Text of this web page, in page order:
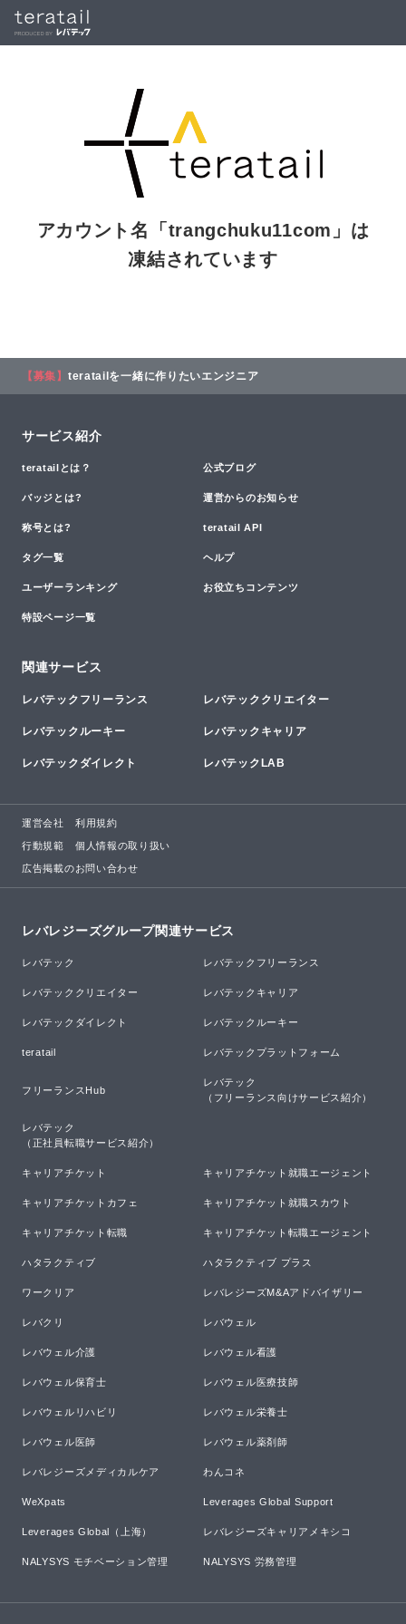
アカウント名「 trangchuku11com 」は
凍結されています
【募集】 teratailを一緒に作りたいエンジニア
サービス紹介
teratailとは？ 公式ブログ
バッジとは? 運営からのお知らせ
称号とは? teratail API
タグ一覧 ヘルプ
ユーザーランキング お役立ちコンテンツ
特設ページ一覧
関連サービス
レバテックフリーランス レバテッククリエイター
レバテックルーキー レバテックキャリア
レバテックダイレクト レバテックLAB
運営会社 利用規約
行動規範 個人情報の取り扱い
広告掲載のお問い合わせ
レバレジーズグループ関連サービス
レバテック レバテックフリーランス
レバテッククリエイター レバテックキャリア
レバテックダイレクト レバテックルーキー
teratail レバテックプラットフォーム
フリーランスHub
レバテック
（フリーランス向けサービス紹介）
レバテック
（正社員転職サービス紹介）
キャリアチケット キャリアチケット就職エージェント
キャリアチケットカフェ キャリアチケット就職スカウト
キャリアチケット転職 キャリアチケット転職エージェント
ハタラクティブ ハタラクティブ プラス
ワークリア レバレジーズM&Aアドバイザリー
レバクリ レバウェル
レバウェル介護 レバウェル看護
レバウェル保育士 レバウェル医療技師
レバウェルリハビリ レバウェル栄養士
レバウェル医師 レバウェル薬剤師
レバレジーズメディカルケア わんコネ
WeXpats Leverages Global Support
Leverages Global（上海） レバレジーズキャリアメキシコ
NALYSYS モチベーション管理 NALYSYS 労務管理